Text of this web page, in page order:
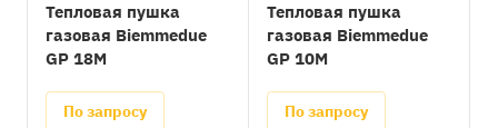
Тепловая пушка
газовая Biemmedue
GP 18M
По запросу
Тепловая пушка
газовая Biemmedue
GP 10M
По запросу